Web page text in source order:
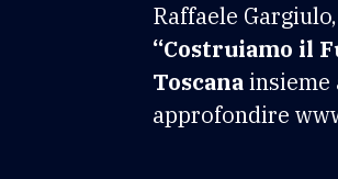
Raffaele
“Costruiamo il
Toscanainsieme
approfondire